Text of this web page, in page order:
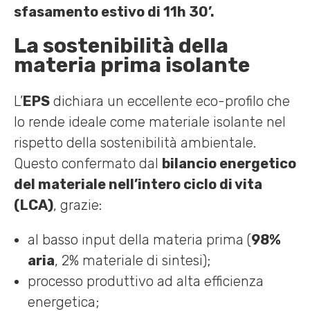
sfasamento estivo di 11h 30’.
La sostenibilità della
materia prima isolante
L’EPS dichiara un eccellente eco-profilo che
lo rende ideale come materiale isolante nel
rispetto della sostenibilità ambientale.
Questo confermato dal bilancio energetico
del materiale nell’intero ciclo di vita
(LCA), grazie:
al basso input della materia prima (98%
aria, 2% materiale di sintesi);
processo produttivo ad alta efficienza
energetica;